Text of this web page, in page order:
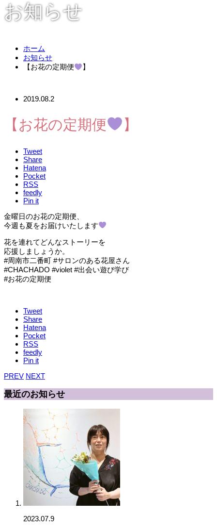
お知らせ
ホーム
お知らせ
【お花の定期便
】
2019.08.2
【お花の定期便 】
Tweet
Share
Hatena
Pocket
RSS
feedly
Pin it
金曜日のお花の定期便、
今週も夏をお届けいたします
花を連れてどんなストーリーを
応援しましょうか。
#周南市二番町 #サロンのある花屋さん
#CHACHADO #violet #出会い遊び学び
#お花の定期便
Tweet
Share
Hatena
Pocket
RSS
feedly
Pin it
PREV NEXT
最近のお知らせ
2023.07.9